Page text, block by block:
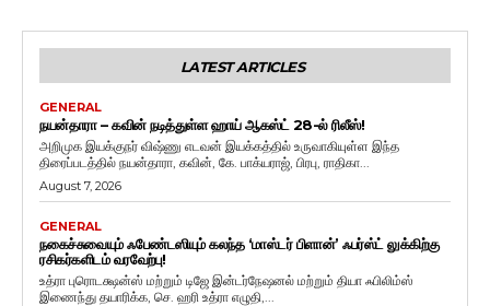
LATEST ARTICLES
GENERAL
நயன்தாரா – கவின் நடித்துள்ள ஹாய் ஆகஸ்ட் 28-ல் ரிலீஸ்!
அறிமுக இயக்குநர் விஷ்ணு எடவன் இயக்கத்தில் உருவாகியுள்ள இந்த
திரைப்படத்தில் நயன்தாரா, கவின், கே. பாக்யராஜ், பிரபு, ராதிகா...
August 7, 2026
GENERAL
நகைச்சுவையும் ஃபேண்டஸியும் கலந்த ‘மாஸ்டர் பிளான்’ ஃபர்ஸ்ட் லுக்கிற்கு
ரசிகர்களிடம் வரவேற்பு!
உத்ரா புரொடக்ஷன்ஸ் மற்றும் டிஜே இன்டர்நேஷனல் மற்றும் தியா ஃபிலிம்ஸ்
இணைந்து தயாரிக்க, செ. ஹரி உத்ரா எழுதி,...